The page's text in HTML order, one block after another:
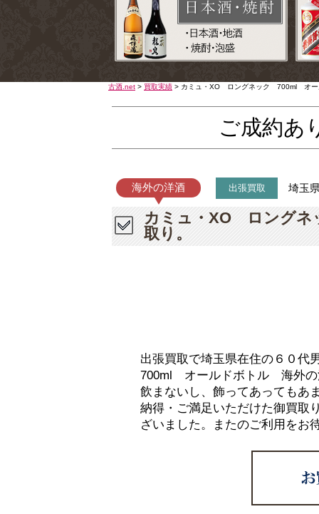
古酒.net > 買取実績 > カミュ・XO ロングネック 700ml オー
ご成約あ
海外の洋酒 出張買取 埼玉
カミュ・XO ロング
取り。
出張買取で埼玉県在住の６０
700ml オールドボトル 海外の
飲まないし、飾ってあってもあ
納得・ご満足いただけた御買取
ざいました。またのご利用をお